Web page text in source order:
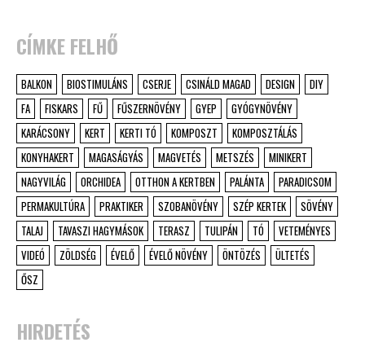
CÍMKE FELHŐ
BALKON BIOSTIMULÁNS CSERJE CSINÁLD MAGAD DESIGN
DIY
FA
FISKARS FŰ FŰSZERNÖVÉNY GYEP
GYÓGYNÖVÉNY
KARÁCSONY
KERT KERTI TÓ KOMPOSZT
KOMPOSZTÁLÁS
KONYHAKERT
MAGASÁGYÁS MAGVETÉS METSZÉS
MINIKERT
NAGYVILÁG
ORCHIDEA OTTHON A KERTBEN PALÁNTA
PARADICSOM
PERMAKULTÚRA
PRAKTIKER SZOBANÖVÉNY SZÉP KERTEK
SÖVÉNY
TALAJ
TAVASZI HAGYMÁSOK TERASZ TULIPÁN TÓ
VETEMÉNYES
VIDEÓ
ZÖLDSÉG ÉVELŐ ÉVELŐ NÖVÉNY ÖNTÖZÉS
ÜLTETÉS
ŐSZ
HIRDETÉS